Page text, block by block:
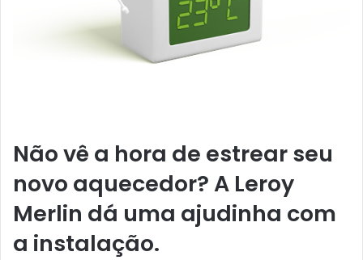
Não vê a hora de estrear seu
novo aquecedor? A Leroy
Merlin dá uma ajudinha com
a instalação.